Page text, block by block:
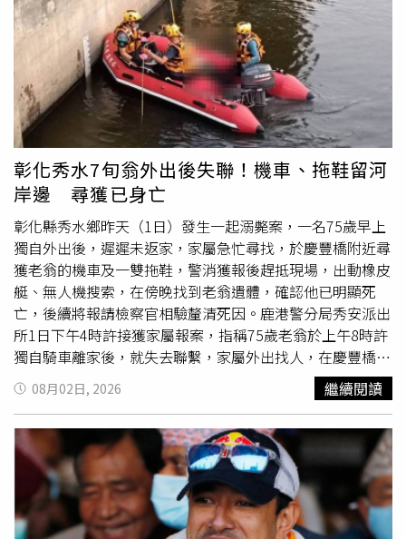
理疏失。馬女表示，飯店將全面檢討相關作業流程，加強員
工教育訓練與服務管理，避免類似情況再次發生，希望重新
建立旅客對飯店的信任。經市場監管部門協調及雙方溝通
後，飯店同意全額退還先前收取的人民幣150元（約新台幣
630元）「車上住宿費」，並另外賠償人民幣1000元（約新
台幣4200元），作為旅程受影響及消費體驗不佳的補償，
王先生也接受飯店的處理方案，整起消費糾紛至此告一段
落。事件在網路曝光後，也引發不少網友討論，不少人質疑
「睡自己的車為何還要付住宿費」、「停車費都已經繳了，
還收住宿費根本說不過去」，也有人認為飯店應優先協助旅
客解決住宿問題，而非另設收費名目。隨著市場監管部門介
入並認定收費不合理，涉事飯店也完成退款及賠償，全案最
終順利落幕。
認為民俗月反而是開刀的好時機。他解釋，一般月份一名護
理師可能須照顧10至15位病人，但到了民俗月，因民眾避
諱就醫，病人數大幅稀釋，護理師可能只需照顧7至
在醫療團隊負荷降低的情況下，患者得到的照護品質自然大
幅提升。陳榮堅呼籲，身體出狀況就不需特別看日子，生病
是上天要你正視健康的「暗示」，一旦確診，只要條件允許
就應妥善治療，與其擇日不如撞日，千萬別被迷思延誤病
情。此外，他也提醒，民俗月同時也是孝道月，平時多做好
事、孝順父母，自然就能遠離災厄。三立新聞網提醒您：民
俗傳說僅供參考，請勿過度迷信。 以上言論及圖片僅供參
考，不代表本網立場。更多三立新聞網報導． 九如橋上見
「勞力士綠水鬼」⋯網：高雄人有錢又任性！工務局曝螺雷
下場． 她吃男友舅舅「一碗粥」醒來崩潰蹲車站求救閨
蜜：能不能來救我？． 告別亡父43年診所！粉絲淚求「別
停售精油膏」 林逸欣親自現身回應了
彰化秀水7旬翁外出後失聯！機車、拖鞋留河
岸邊 尋獲已身亡
彰化縣秀水鄉昨天（1日）發生一起溺斃案，一名75歲早上
獨自外出後，遲遲未返家，家屬急忙尋找，於慶豐橋附近尋
獲老翁的機車及一雙拖鞋，警消獲報後趕抵現場，出動橡皮
艇、無人機搜索，在傍晚找到老翁遺體，確認他已明顯死
亡，後續將報請檢察官相驗釐清死因。鹿港警分局秀安派出
所1日下午4時許接獲家屬報案，指稱75歲老翁於上午8時許
獨自騎車離家後，就失去聯繫，家屬外出找人，在慶豐橋附
近發現老翁的機車和一雙拖鞋後，立刻向警方求助。員警調
閱周邊監視器畫面，確認老翁曾出現在橋梁附近，後續行蹤
不明，警方研判有落水可能，決定通報彰化縣消防局協助搜
救。彰化縣消防局獲報，派出7車、9人及無人機進行搜索，
並出動空拍無人機，彰化縣救難協會也動員10人幫忙。當日
傍晚6時許，搜救人員終於在慶豐橋東側河面發現老翁，將
他打撈上岸後，確認已無生命跡象、明顯死亡，未送醫急
救。警方也通知家屬到場指認身分，將進一步報請檢方相
08月02日, 2026 繼續閱讀